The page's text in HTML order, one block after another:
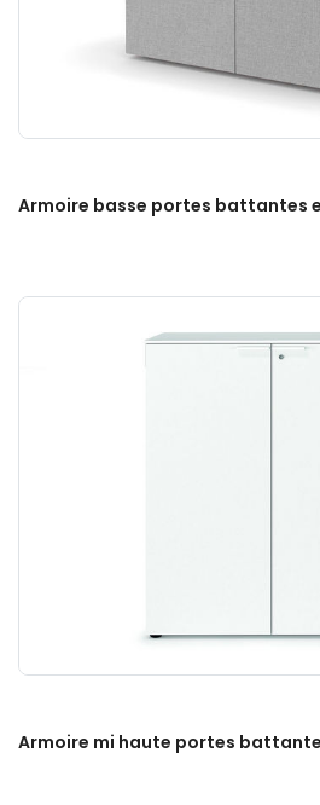
Armoire basse portes battantes
Armoire mi haute portes